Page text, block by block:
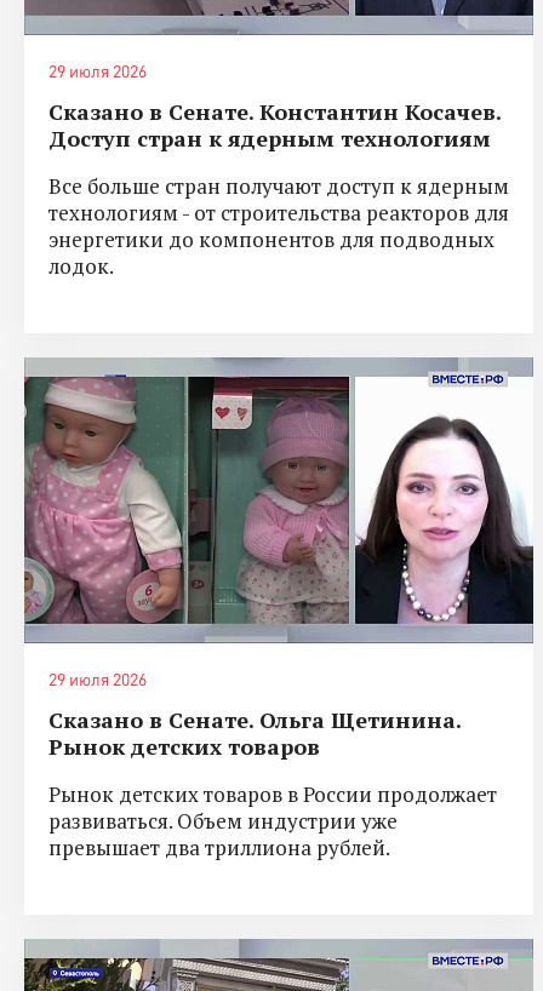
29 июля 2026
Сказано в Сенате. Константин Косачев.
Доступ стран к ядерным технологиям
Все больше стран получают доступ к ядерным
технологиям - от строительства реакторов для
энергетики до компонентов для подводных
лодок.
29 июля 2026
Сказано в Сенате. Ольга Щетинина.
Рынок детских товаров
Рынок детских товаров в России продолжает
развиваться. Объем индустрии уже
превышает два триллиона рублей.